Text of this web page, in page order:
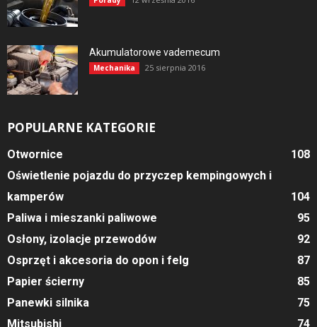
Akumulatorowe vademecum
Mechanika 25 sierpnia 2016
POPULARNE KATEGORIE
Otwornice
108
Oświetlenie pojazdu do przyczep kempingowych i
kamperów
104
Paliwa i mieszanki paliwowe
95
Osłony, izolacje przewodów
92
Osprzęt i akcesoria do opon i felg
87
Papier ścierny
85
Panewki silnika
75
Mitsubishi
74